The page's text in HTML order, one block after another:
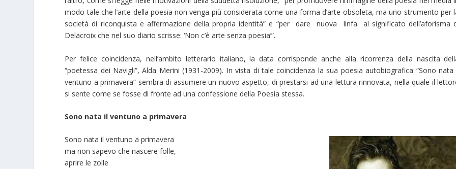
modo tale che l’arte della poesia non venga più considerata come una forma d’arte obsoleta, ma uno strumento per
società di riconquista e affermazione della propria identità” e “per dare nuova linfa al significato dell’aforisma
Delacroix che nel suo diario scrisse: ‘Non c’è arte senza poesia’”.
Per felice coincidenza, nell’ambito letterario italiano, la data corrisponde anche alla ricorrenza della nascita
“poetessa dei Navigli”, Alda Merini (1931-2009). In vista di tale coincidenza la sua poesia autobiografica “Sono nata
ventuno a primavera” sembra di assumere un nuovo aspetto, di prestarsi ad una lettura rinnovata, nella quale il
si sente come se fosse di fronte ad una confessione della Poesia stessa.
Sono nata il ventuno a primavera
Sono nata il ventuno a primavera
ma non sapevo che nascere folle,
aprire le zolle